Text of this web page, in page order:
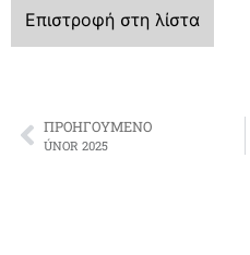
Επιστροφή στη λίστα
ΠΡΟΗΓΟΎΜΕΝΟ
ÚNOR 2025